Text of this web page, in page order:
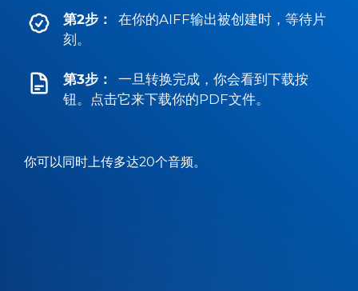
第2步：
在你的AIFF输出被创建时，等待片
刻。
第3步：
一旦转换完成，你会看到下载按
钮。点击它来下载你的PDF文件。
你可以同时上传多达20个音频。